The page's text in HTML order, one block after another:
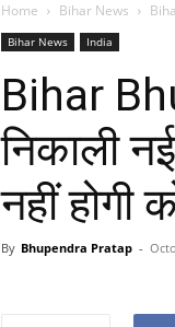
Home Bihar News
Bihar News India
Bihar
निकाली
नहीं होगी
By Bhupendra Pratap -